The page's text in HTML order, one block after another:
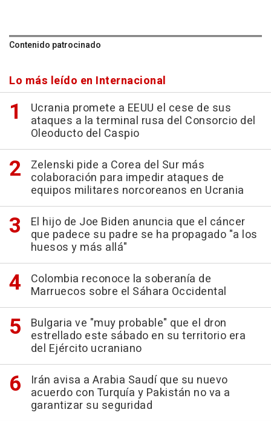
Contenido patrocinado
Lo más leído en Internacional
Ucrania promete a EEUU el cese de sus
ataques a la terminal rusa del Consorcio del
Oleoducto del Caspio
Zelenski pide a Corea del Sur más
colaboración para impedir ataques de
equipos militares norcoreanos en Ucrania
El hijo de Joe Biden anuncia que el cáncer
que padece su padre se ha propagado "a los
huesos y más allá"
Colombia reconoce la soberanía de
Marruecos sobre el Sáhara Occidental
Bulgaria ve "muy probable" que el dron
estrellado este sábado en su territorio era
del Ejército ucraniano
Irán avisa a Arabia Saudí que su nuevo
acuerdo con Turquía y Pakistán no va a
garantizar su seguridad